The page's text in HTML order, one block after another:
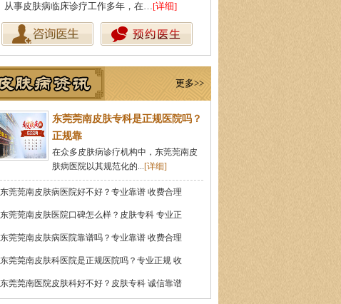
坚持中医理论与实践相结合治疗皮…[详细]
更多>>
东莞莞南皮肤专科是正规医院吗？
正规靠
在众多皮肤病诊疗机构中，东莞莞南皮
肤病医院以其规范化的...[详细]
东莞莞南皮肤病医院好不好？专业靠谱 收费合理
东莞莞南皮肤医院口碑怎么样？皮肤专科 专业正
东莞莞南皮肤病医院靠谱吗？专业靠谱 收费合理
东莞莞南皮肤科医院是正规医院吗？专业正规 收
东莞莞南医院皮肤科好不好？皮肤专科 诚信靠谱